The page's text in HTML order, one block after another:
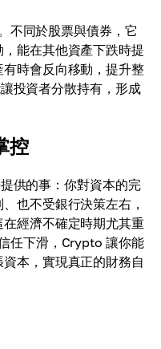
不同於股票與債券，它
能在其他資產下跌時提
時會反向移動，提升整
投資者分散持有，形成
控
供的事：你對資本的完
也不受銀行決策左右，
經濟不確定時期尤其重
任下滑，Crypto 讓你能
本，實現真正的財務自